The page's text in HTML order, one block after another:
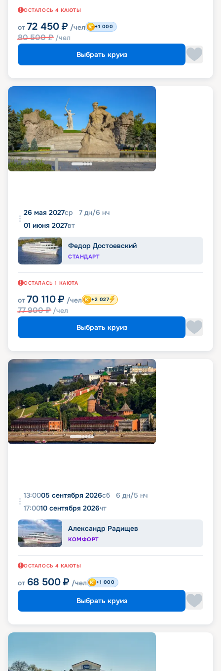
ОСТАЛОСЬ 4 КАЮТЫ
от 72 450 ₽ /чел
80 500₽ /чел
+1 000
Выбрать круиз
26 мая 2027ср 7 дн/6 нч
01 июня 2027вт
Федор Достоевский
СТАНДАРТ
ОСТАЛАСЬ 1 КАЮТА
от 70 110 ₽ /чел
77 900₽ /чел
+2 027
Выбрать круиз
13:0005 сентября 2026сб 6 дн/5 нч
17:0010 сентября 2026чт
Александр Радищев
КОМФОРТ
ОСТАЛОСЬ 4 КАЮТЫ
от 68 500 ₽ /чел +1 000
Выбрать круиз